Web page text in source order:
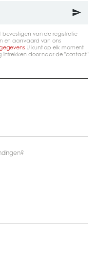
van de registratie
en aanvaard van ons
U kunt op elk moment
intrekken door naar de "contact"